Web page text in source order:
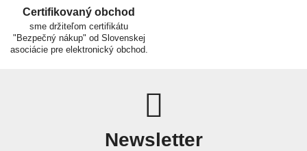
Certifikovaný obchod
sme držiteľom certifikátu
"Bezpečný nákup" od Slovenskej
asociácie pre elektronický obchod.
Newsletter